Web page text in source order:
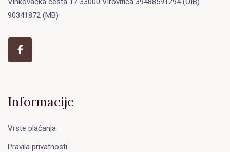
90341872 (MB)
Informacije
Vrste plaćanja
Pravila privatnosti